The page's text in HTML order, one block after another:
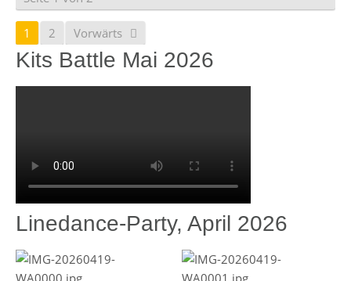
1 2 Vorwärts
Kits Battle Mai 2026
Linedance-Party, April 2026